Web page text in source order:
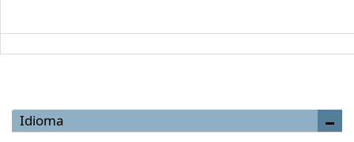
Idioma